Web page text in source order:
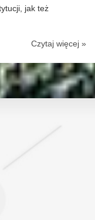
jak też
Czytaj więcej »